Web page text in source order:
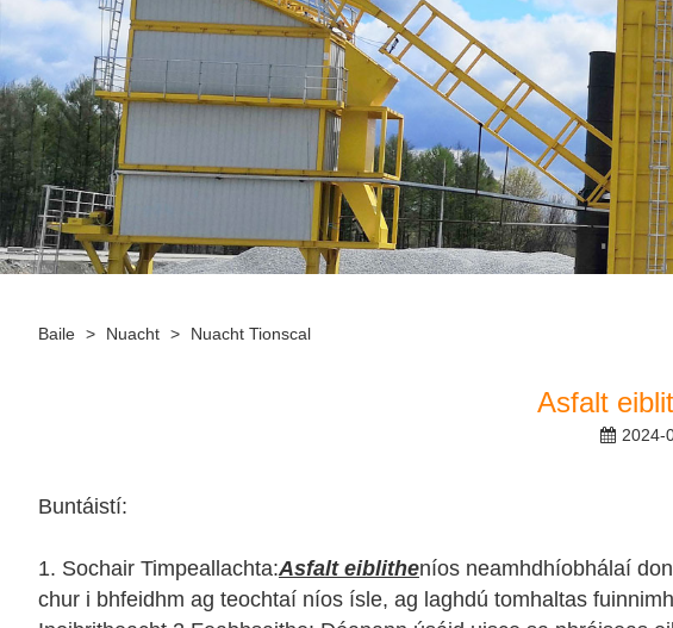
Baile > Nuacht > Nuacht Tionscal
Asfalt
2024-
Buntáistí:
1. Sochair Timpeallachta:Asfalt eiblitheníos neamhdhíobhálaí
chur i bhfeidhm ag teochtaí níos ísle, ag laghdú tomhaltas